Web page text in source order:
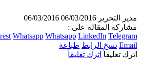
مدير التحرير 06/03/2016
06/03/2016
مشاركة المقالة على :
Whatsapp Whatsapp LinkedIn Telegram
Email نسخ الرابط طباعة
اترك تعليقاً اترك تعليقاً